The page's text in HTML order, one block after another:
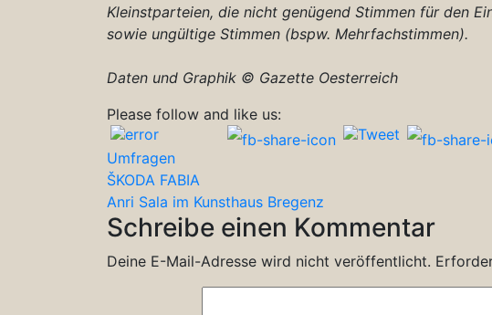
Kleinstparteien, die nicht genügend Stimmen für den
sowie ungültige Stimmen (bspw. Mehrfachstimmen).
Daten und Graphik © Gazette Oesterreich
Please follow and like us:
Umfragen
Beitragsnavigation
ŠKODA FABIA
Anri Sala im Kunsthaus Bregenz
Schreibe einen Kommentar
Deine E-Mail-Adresse wird nicht veröffentlicht.